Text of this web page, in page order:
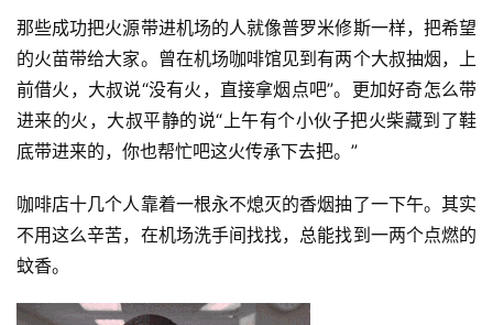
那些成功把火源带进机场的人就像普罗米修斯一样，把希望
的火苗带给大家。曾在机场咖啡馆见到有两个大叔抽烟，上
前借火，大叔说“没有火，直接拿烟点吧”。更加好奇怎么带
进来的火，大叔平静的说“上午有个小伙子把火柴藏到了鞋
底带进来的，你也帮忙吧这火传承下去把。”
咖啡店十几个人靠着一根永不熄灭的香烟抽了一下午。其实
不用这么辛苦，在机场洗手间找找，总能找到一两个点燃的
蚊香。